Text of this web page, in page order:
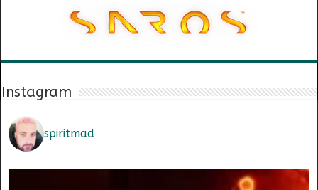
Instagram
spiritmad